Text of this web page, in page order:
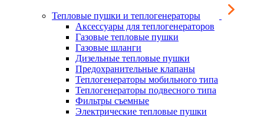
Тепловые пушки и теплогенераторы
Аксессуары для теплогенераторов
Газовые тепловые пушки
Газовые шланги
Дизельные тепловые пушки
Предохранительные клапаны
Теплогенераторы мобильного типа
Теплогенераторы подвесного типа
Фильтры съемные
Электрические тепловые пушки